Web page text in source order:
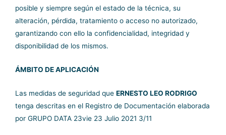
posible y siempre según el estado de la técnica, su
alteración, pérdida, tratamiento o acceso no autorizado,
garantizando con ello la confidencialidad, integridad y
disponibilidad de los mismos.
ÁMBITO DE APLICACIÓN
Las medidas de seguridad que ERNESTO LEO RODRIGO
tenga descritas en el Registro de Documentación elaborada
por GRUPO DATA 23vie 23 Julio 2021 3/11